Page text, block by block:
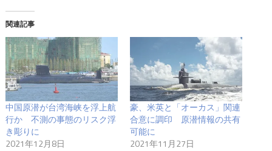
関連記事
中国原潜が台湾海峡を浮上航
行か 不測の事態のリスク浮
き彫りに
2021年12月8日
豪、米英と「オーカス」関連
合意に調印 原潜情報の共有
可能に
2021年11月27日